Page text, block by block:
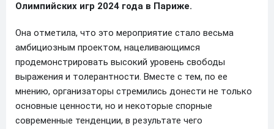
Олимпийских игр 2024 года в Париже.
Она отметила, что это мероприятие стало весьма
амбициозным проектом, нацеливающимся
продемонстрировать высокий уровень свободы
выражения и толерантности. Вместе с тем, по ее
мнению, организаторы стремились донести не только
основные ценности, но и некоторые спорные
современные тенденции, в результате чего